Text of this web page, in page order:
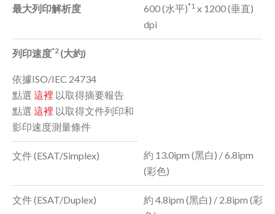
最大列印解析度 600 (水平)*1 x 1200 (垂直)
dpi
列印速度*2 (大約)
依據ISO/IEC 24734
點選 這裡 以取得摘要報告
點選 這裡 以取得文件列印和
影印速度測量條件
文件 (ESAT/Simplex)
約 13.0ipm (黑白) / 6.8ipm
(彩色)
文件 (ESAT/Duplex)
約 4.8ipm (黑白) / 2.8ipm (彩